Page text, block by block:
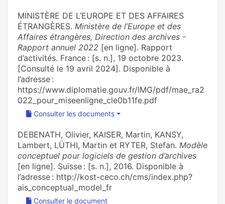
MINISTÈRE DE L’EUROPE ET DES AFFAIRES
ÉTRANGÈRES. Ministère de l’Europe et des
Affaires étrangères, Direction des archives -
Rapport annuel 2022 [en ligne]. Rapport
d’activités. France : [s. n.], 19 octobre 2023.
[Consulté le 19 avril 2024]. Disponible à
l’adresse :
https://www.diplomatie.gouv.fr/IMG/pdf/mae_ra2
022_pour_miseenligne_cle0b11fe.pdf
Consulter les documents
DEBENATH, Olivier, KAISER, Martin, KANSY,
Lambert, LÜTHI, Martin et RYTER, Stefan. Modèle
conceptuel pour logiciels de gestion d’archives
[en ligne]. Suisse : [s. n.], 2016. Disponible à
l’adresse : http://kost-ceco.ch/cms/index.php?
ais_conceptual_model_fr
Consulter le document